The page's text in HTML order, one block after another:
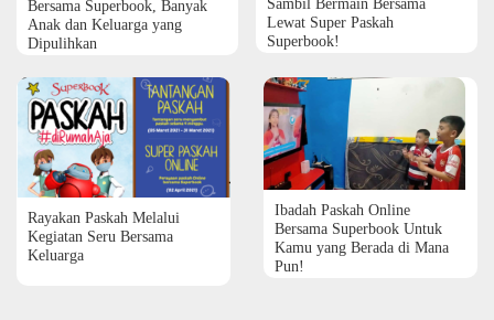
Bersama Superbook, Banyak
Anak dan Keluarga yang
Dipulihkan
Lewat Super Paskah
Superbook!
Rayakan Paskah Melalui
Kegiatan Seru Bersama
Keluarga
Ibadah Paskah Online
Bersama Superbook Untuk
Kamu yang Berada di Mana
Pun!